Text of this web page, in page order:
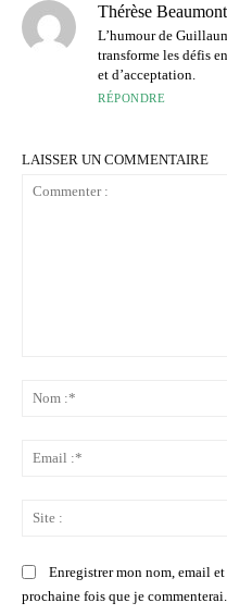
Thérèse Beaumont
L’humour de
transforme les défis
et d’acceptation.
RÉPONDRE
LAISSER UN COMMENTAIRE
Enregistrer mon nom, email
prochaine fois que je commenterai.